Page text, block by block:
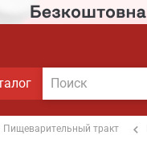
Пищеварительный тракт